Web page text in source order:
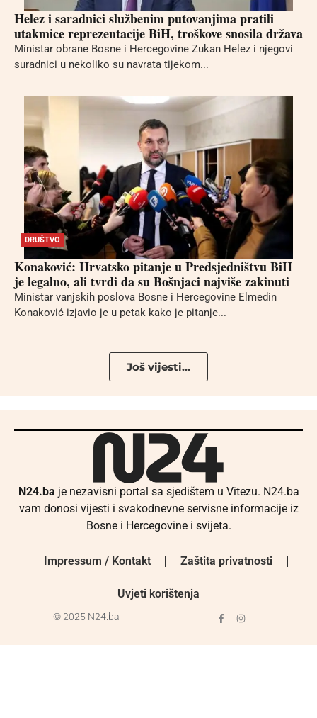
Helez i saradnici službenim putovanjima pratili
utakmice reprezentacije BiH, troškove snosila država
Ministar obrane Bosne i Hercegovine Zukan Helez i njegovi
suradnici u nekoliko su navrata tijekom...
DRUŠTVO
Konaković: Hrvatsko pitanje u Predsjedništvu BiH
je legalno, ali tvrdi da su Bošnjaci najviše zakinuti
Ministar vanjskih poslova Bosne i Hercegovine Elmedin
Konaković izjavio je u petak kako je pitanje...
Još vijesti...
N24.ba je nezavisni portal sa sjedištem u Vitezu. N24.ba
vam donosi vijesti i svakodnevne servisne informacije iz
Bosne i Hercegovine i svijeta.
Impressum / Kontakt Zaštita privatnosti
Uvjeti korištenja
© 2025 N24.ba